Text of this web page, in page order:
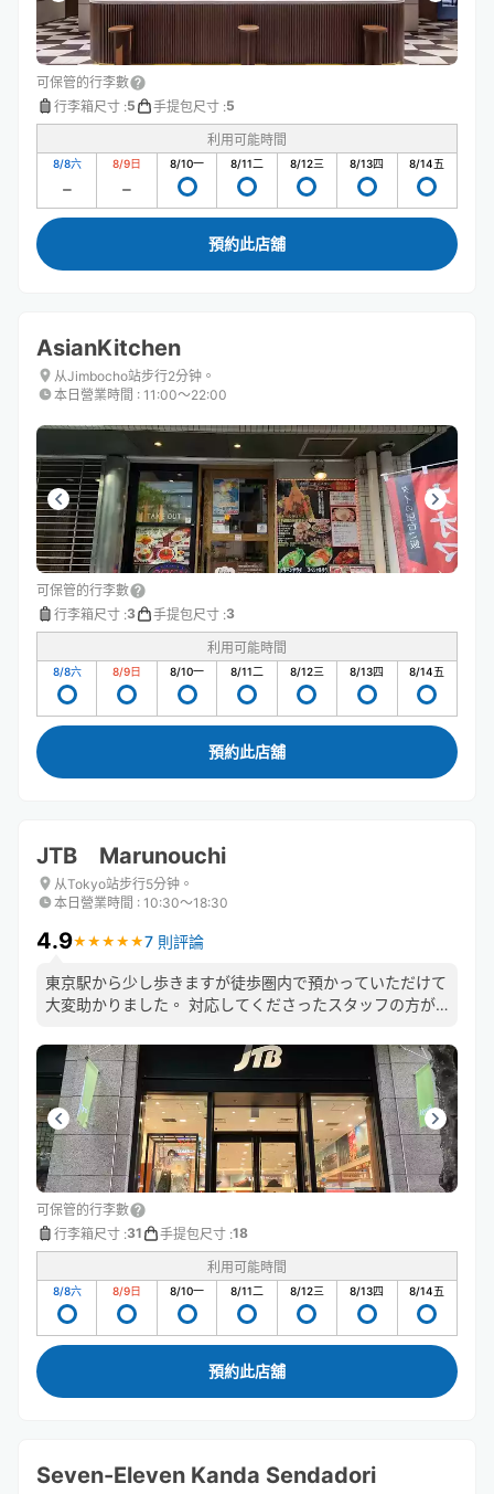
可保管的行李數
行李箱尺寸 :5 手提包尺寸 :5
利用可能時間
8/8六 8/9日 8/10一 8/11二 8/12三 8/13四 8/14五
預約此店舖
AsianKitchen
从Jimbocho站步行2分钟。
本日營業時間 : 11:00〜22:00
可保管的行李數
行李箱尺寸 :3 手提包尺寸 :3
利用可能時間
8/8六 8/9日 8/10一 8/11二 8/12三 8/13四 8/14五
預約此店舖
JTB Marunouchi
从Tokyo站步行5分钟。
本日營業時間 : 10:30〜18:30
4.9★ ★ ★ ★ ★
★ ★ ★ ★ ★7 則評論
東京駅から少し歩きますが徒歩圏内で預かっていただけて
大変助かりました。 対応してくださったスタッフの方が
てと笑顔で話してくださってすごく嬉しかったです！あり
がとうございました！
可保管的行李數
行李箱尺寸 :31 手提包尺寸 :18
利用可能時間
8/8六 8/9日 8/10一 8/11二 8/12三 8/13四 8/14五
預約此店舖
Seven-Eleven Kanda Sendadori